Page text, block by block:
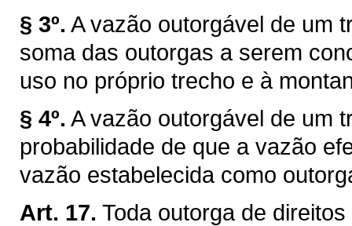
§ 3º. A vazão outorgável de um
soma das outorgas a serem
uso no próprio trecho e à
§ 4º. A vazão outorgável de um
probabilidade de que a vazão
vazão estabelecida como
Art. 17. Toda outorga de